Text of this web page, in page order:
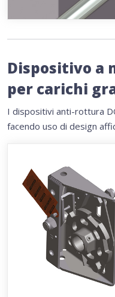
Dispositivo a
per carichi
I dispositivi anti-rottura
facendo uso di design